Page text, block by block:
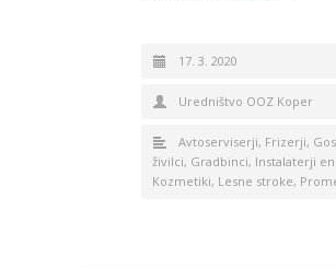
17. 3. 2020
Uredništvo OOZ Koper
Avtoserviserji, Frizerji,
živilci, Gradbinci, Instalaterji
Kozmetiki, Lesne stroke,